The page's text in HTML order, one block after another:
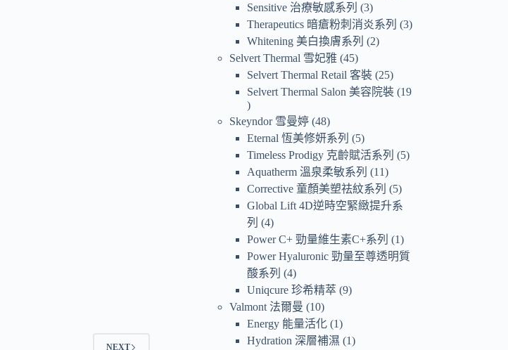
NEXT
Sensitive 治療敏感系列
3
Therapeutics 暗瘡粉刺消炎系列
3
Whitening 美白換膚系列
2
Selvert Thermal 雪妃雅 45
Selvert Thermal Retail 客裝 25
Selvert Thermal Salon 美容院裝 19
Skeyndor 雪曼婷 48
Eternal 恆美修妍系列
5
Timeless Prodigy 克齡賦活系列
5
Aquatherm 溫泉柔敏系列
11
Corrective 童顏美塑祛紋系列
5
Global Lift 4D逆時空緊緻提升系
列
4
Power C+ 勁量維生素C+系列
1
Power Hyaluronic 勁量至尊透明質
酸系列
4
Uniqcure 珍希精萃 9
Valmont 法爾曼
10
Energy 能量活化 1
Hydration 深層補濕
1